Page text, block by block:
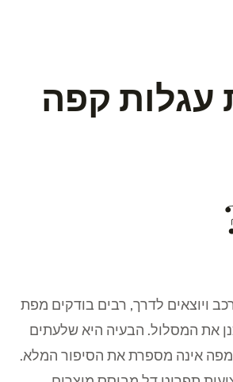
עגלות קפה
ויוצאים לדרך, רבים בודקים מפת
את המסלול. הבעיה היא שלעתים
אינה מספרת את הסיפור המלא.